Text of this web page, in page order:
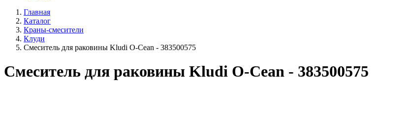
Главная
Каталог
Краны-смесители
Клуди
Смеситель для раковины Kludi O-Cean - 383500575
Смеситель для раковины Kludi O-Cean - 383500575